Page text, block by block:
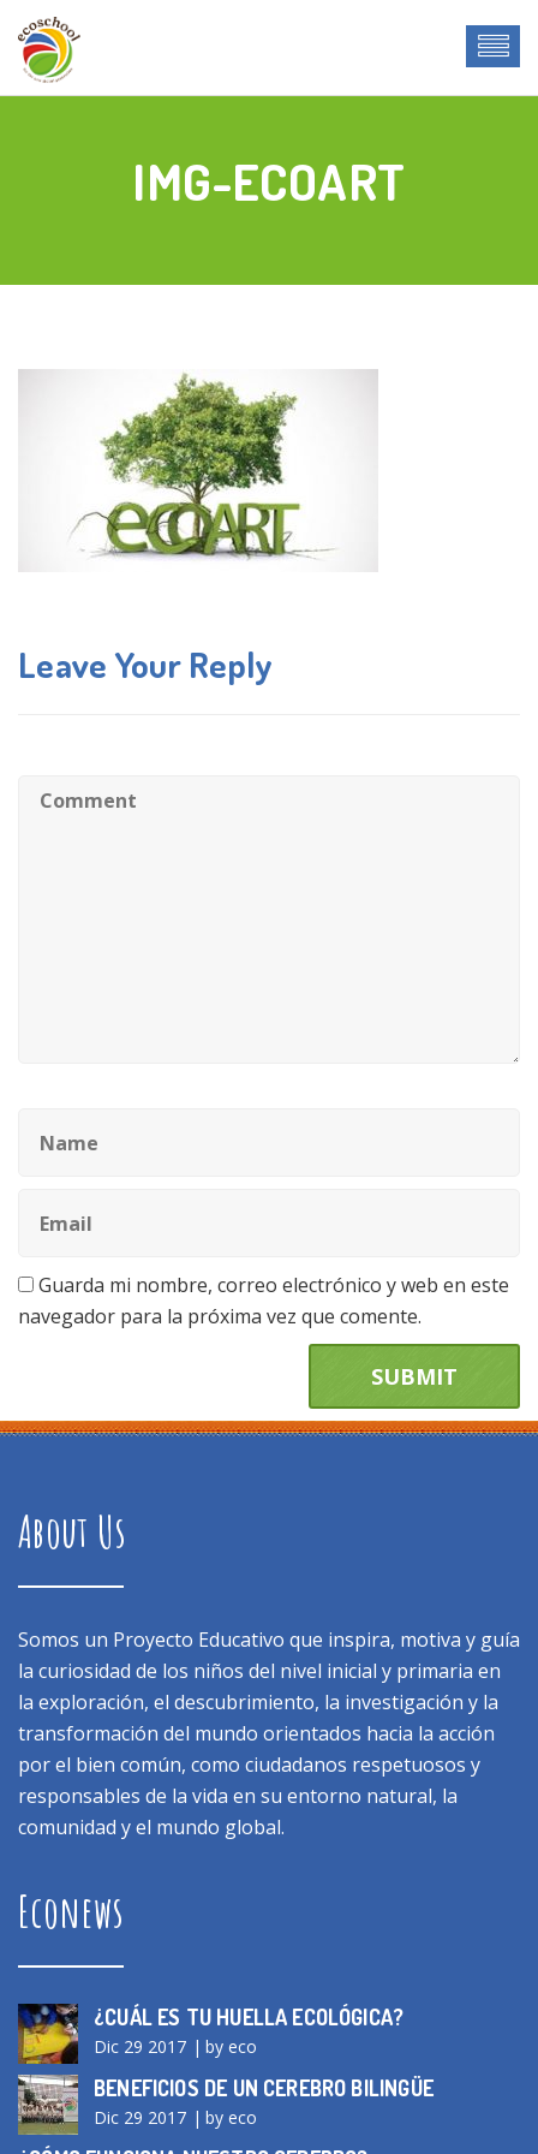
IMG-ECOART
Leave Your Reply
Guarda mi nombre, correo electrónico y web en este
navegador para la próxima vez que comente.
About Us
Somos un Proyecto Educativo que inspira, motiva y guía
la curiosidad de los niños del nivel inicial y primaria en
la exploración, el descubrimiento, la investigación y la
transformación del mundo orientados hacia la acción
por el bien común, como ciudadanos respetuosos y
responsables de la vida en su entorno natural, la
comunidad y el mundo global.
Econews
¿CUÁL ES TU HUELLA ECOLÓGICA?
Dic 29 2017 by eco
BENEFICIOS DE UN CEREBRO BILINGÜE
Dic 29 2017 by eco